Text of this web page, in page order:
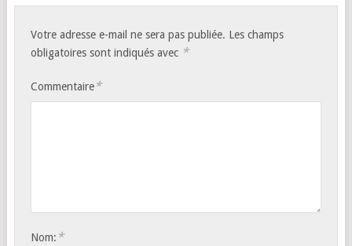
Votre adresse e-mail ne sera pas publiée. Les champs
obligatoires sont indiqués avec *
Commentaire*
Nom: *